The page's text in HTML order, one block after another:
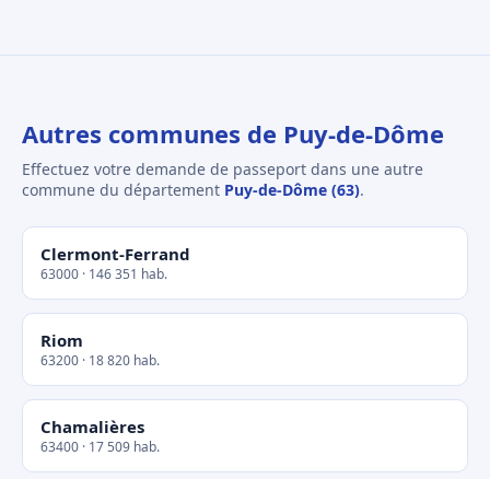
Autres communes de Puy-de-Dôme
Effectuez votre demande de passeport dans une autre
commune du département Puy-de-Dôme (63).
Clermont-Ferrand
63000 · 146 351 hab.
Riom
63200 · 18 820 hab.
Chamalières
63400 · 17 509 hab.